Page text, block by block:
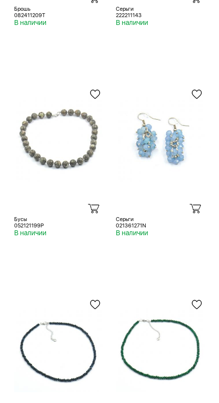
Брошь
082411209T
В наличии
Серьги
222211143
В наличии
Бусы
052121199P
В наличии
Серьги
021361271N
В наличии